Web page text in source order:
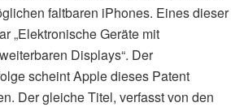
faltbaren iPhones. Eines dieser
„Elektronische Geräte mit
Displays“. Der
scheint Apple dieses Patent
Der gleiche Titel, verfasst von den